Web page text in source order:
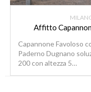
Affitto
Capannone Favoloso
Paderno Dugnano
200 con altezza 5…